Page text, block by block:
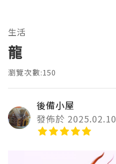
生活
龍
瀏覽次數:150
後備小屋
發佈於 2025.02.10